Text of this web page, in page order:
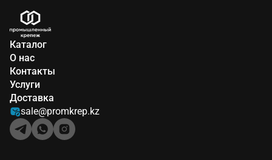
Каталог
О нас
Контакты
Услуги
Доставка
sale@promkrep.kz